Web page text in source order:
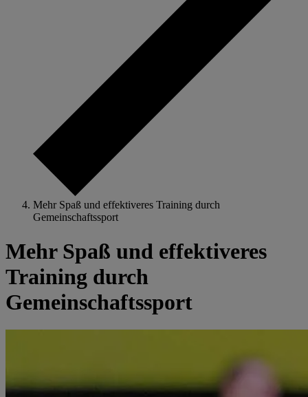
Mehr Spaß und effektiveres Training durch
Gemeinschaftssport
Mehr Spaß und effektiveres
Training durch
Gemeinschaftssport